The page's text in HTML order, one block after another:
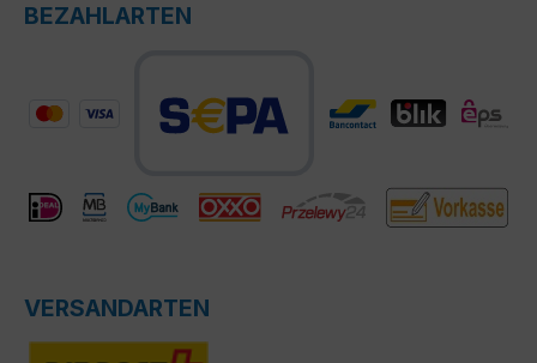
BEZAHLARTEN
VERSANDARTEN